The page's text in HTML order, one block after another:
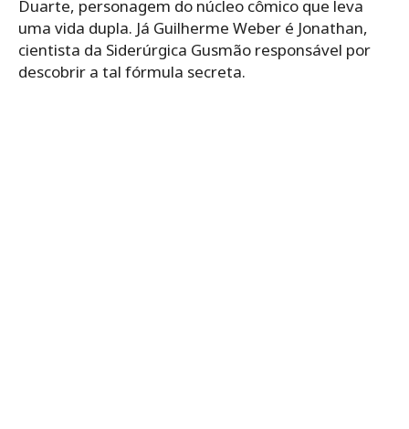
Duarte, personagem do núcleo cômico que leva
uma vida dupla. Já Guilherme Weber é Jonathan,
cientista da Siderúrgica Gusmão responsável por
descobrir a tal fórmula secreta.